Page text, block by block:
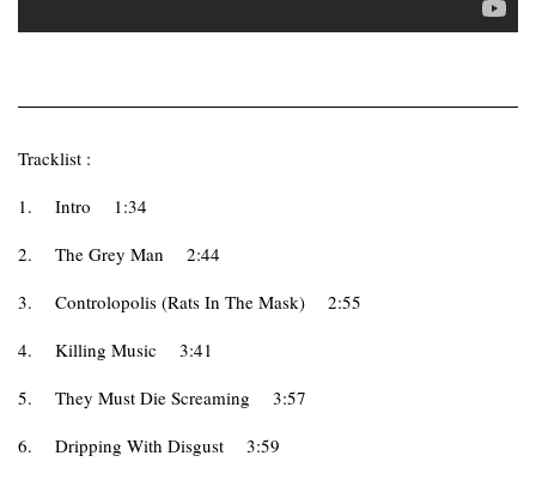
Tracklist :
1.
Intro
1:34
2.
The Grey Man
2:44
3.
Controlopolis (Rats In The Mask)
2:55
4.
Killing Music
3:41
5.
They Must Die Screaming
3:57
6.
Dripping With Disgust
3:59